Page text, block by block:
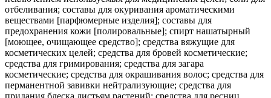
отбеливания; составы для окуривания ароматическими
веществами [парфюмерные изделия]; составы для
предохранения кожи [полировальные]; спирт нашатырный
[моющее, очищающее средство]; средства вяжущие для
косметических целей; средства для бровей косметические;
средства для гримирования; средства для загара
косметические; средства для окрашивания волос; средства для
перманентной завивки нейтрализующие; средства для
придания блеска листьям растений; средства для ресниц